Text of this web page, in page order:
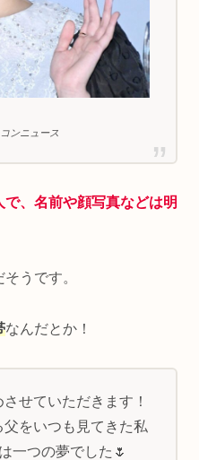
ンニュース
、名前や顔写真などは明
うです。
なんだとか！
せていただきます！
をいつも見てきた私
一つの夢でした🌷